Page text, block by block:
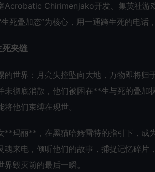
Acrobatic Chirimenjako开发、集英社
死叠加态”为核心，用一通跨生死的电话
夹缝
的世界：月亮失控坠向大地，万物即将
彻底消散，他们被困在**生与死的叠加
他们束缚在现世。
**玛丽**，在黑猫哈姆雷特的指引下，成
魂来电，倾听他们的故事，捕捉记忆碎
毁灭前的最后一瞬。